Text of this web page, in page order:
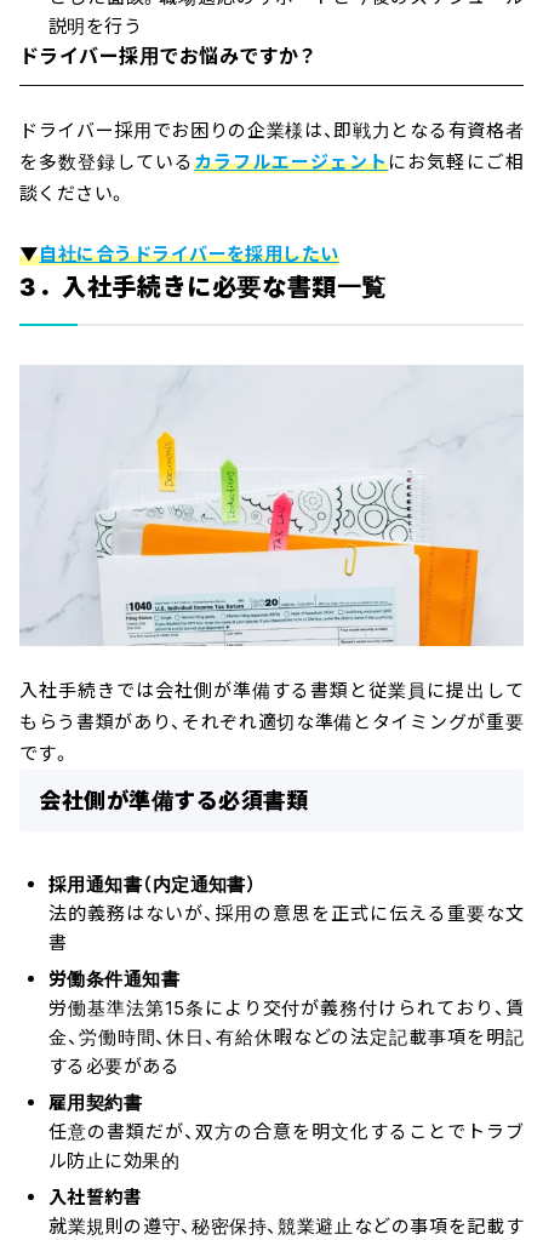
説明を行う
ドライバー採用でお悩みですか？
ドライバー採用でお困りの企業様は、即戦力となる有資格者
を多数登録しているカラフルエージェントにお気軽にご相
談ください。
▼自社に合うドライバーを採用したい
3．入社手続きに必要な書類一覧
入社手続きでは会社側が準備する書類と従業員に提出して
もらう書類があり、それぞれ適切な準備とタイミングが重要
です。
会社側が準備する必須書類
採用通知書（内定通知書）
法的義務はないが、採用の意思を正式に伝える重要な文
書
労働条件通知書
労働基準法第15条により交付が義務付けられており、賃
金、労働時間、休日、有給休暇などの法定記載事項を明記
する必要がある
雇用契約書
任意の書類だが、双方の合意を明文化することでトラブ
ル防止に効果的
入社誓約書
就業規則の遵守、秘密保持、競業避止などの事項を記載す